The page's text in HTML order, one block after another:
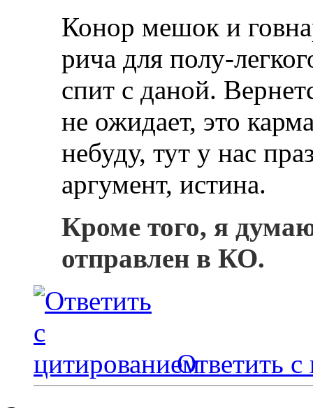
Конор мешок и
рича для полу-
спит с даной.
не ожидает, это
небуду, тут у нас
аргумент, истина.
Кроме того, я
отправлен в КО.
Ответить с